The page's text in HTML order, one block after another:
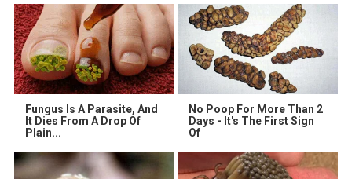
Fungus Is A Parasite, And
It Dies From A Drop Of
Plain...
No Poop For More Than 2
Days - It's The First Sign
Of